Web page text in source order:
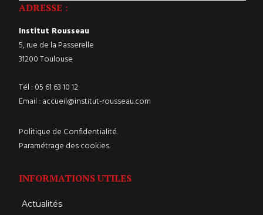
ADRESSE :
Institut Rousseau
5, rue de la Passerelle
31200 Toulouse
Tél : 05 61 63 10 12
Email : accueil@institut-rousseau.com
Politique de Confidentialité.
Paramétrage des cookies.
INFORMATIONS UTILES
Actualités